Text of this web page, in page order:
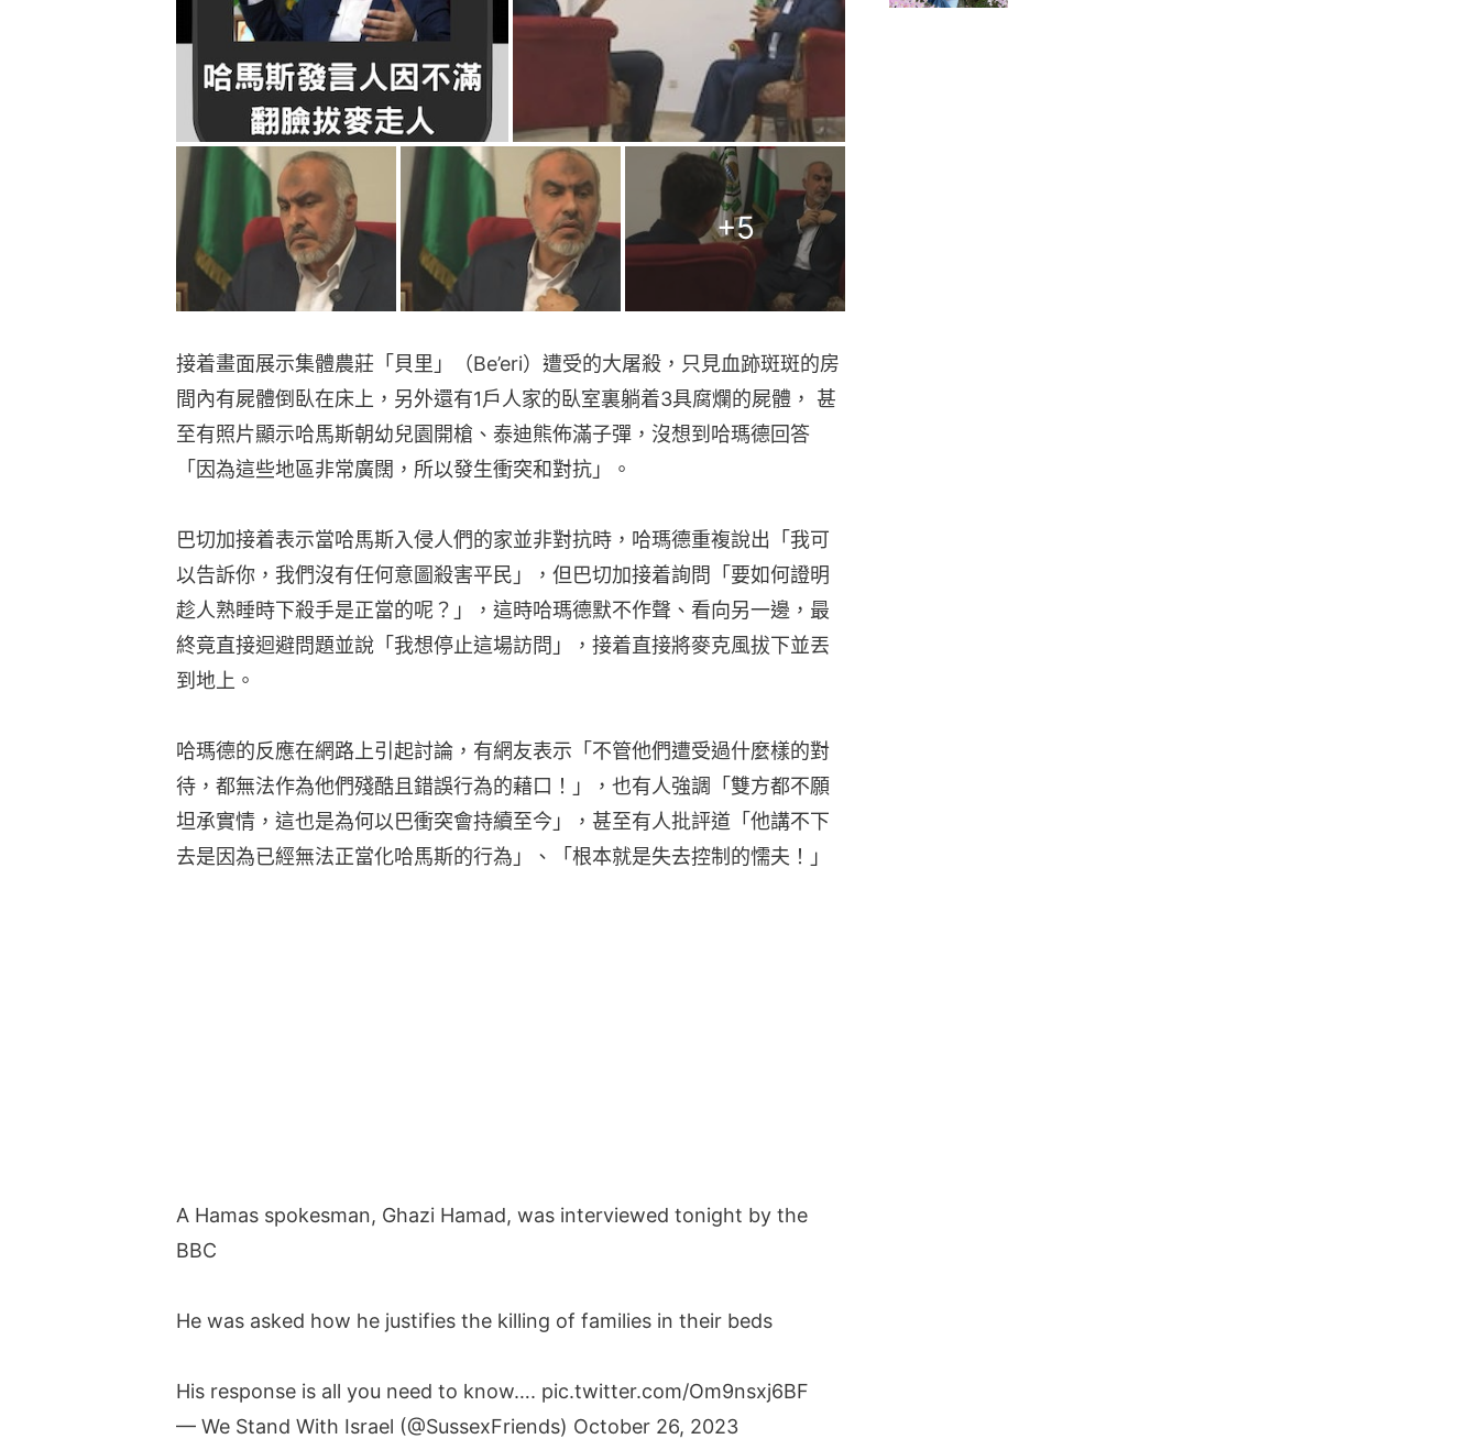
+5
接着畫面展示集體農莊「貝里」（Be’eri）遭受的大屠殺，只見血跡斑斑的房
間內有屍體倒臥在床上，另外還有1戶人家的臥室裏躺着3具腐爛的屍體， 甚
至有照片顯示哈馬斯朝幼兒園開槍、泰迪熊佈滿子彈，沒想到哈瑪德回答
「因為這些地區非常廣闊，所以發生衝突和對抗」。
巴切加接着表示當哈馬斯入侵人們的家並非對抗時，哈瑪德重複說出「我可
以告訴你，我們沒有任何意圖殺害平民」，但巴切加接着詢問「要如何證明
趁人熟睡時下殺手是正當的呢？」，這時哈瑪德默不作聲、看向另一邊，最
終竟直接迴避問題並說「我想停止這場訪問」，接着直接將麥克風拔下並丟
到地上。
哈瑪德的反應在網路上引起討論，有網友表示「不管他們遭受過什麼樣的對
待，都無法作為他們殘酷且錯誤行為的藉口！」，也有人強調「雙方都不願
坦承實情，這也是為何以巴衝突會持續至今」，甚至有人批評道「他講不下
去是因為已經無法正當化哈馬斯的行為」、「根本就是失去控制的懦夫！」
A Hamas spokesman, Ghazi Hamad, was interviewed tonight by the
BBC
He was asked how he justifies the killing of families in their beds
His response is all you need to know…. pic.twitter.com/Om9nsxj6BF
— We Stand With Israel (@SussexFriends) October 26, 2023